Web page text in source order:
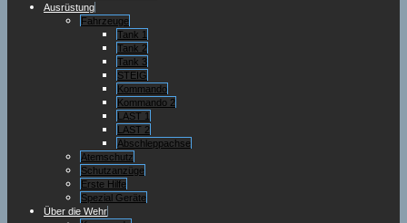
Ausrüstung
Fahrzeuge
Tank 1
Tank 2
Tank 3
STEIG
Kommando
Kommando 2
LAST 1
LAST 2
Abschleppachse
Atemschutz
Schutzanzüge
Erste Hilfe
Spezial Geräte
Über die Wehr